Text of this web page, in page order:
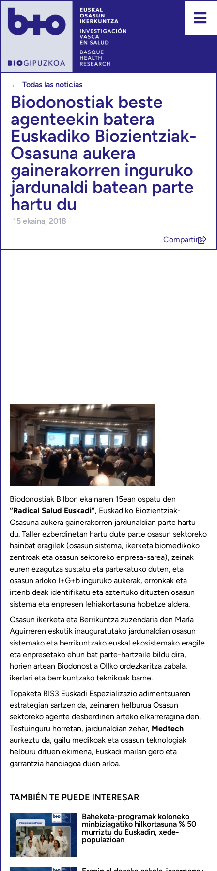
← Todas las noticias
Biodonostiak beste
agenteekin batera
Euskadiko Biozientziak-
Osasuna aukera
gainerakorren inguruko
jardunaldi batean parte
hartu du
15 ekaina, 2018
Compartir
Biodonostiak Bilbon ekainaren 15ean ospatu den
“Radical Salud Euskadi”, Euskadiko Biozientziak-
Osasuna aukera gainerakorren jardunaldian parte hartu
du. Taller ezberdinetan hartu dute parte osasun sektoreko
hainbat eragilek (osasun sistema, ikerketa biomedikoko
zentroak eta osasun sektoreko enpresa-sarea), zeinak
euren ezagutza sustatu eta partekatuko duten, eta
osasun arloko I+G+b inguruko aukerak, erronkak eta
irtenbideak identifikatu eta aztertuko dituzten osasun
sistema eta enpresen lehiakortasuna hobetze aldera.
Osasun ikerketa eta Berrikuntza zuzendaria den María
Aguirreren eskutik inauguratutako jardunaldian osasun
sistemako eta berrikuntzako euskal ekosistemako eragile
eta enpresetako ehun bat parte-hartzaile bildu dira,
horien artean Biodonostia OIIko ordezkaritza zabala,
ikerlari eta berrikuntzako teknikoak barne.
Topaketa RIS3 Euskadi Espezializazio adimentsuaren
estrategian sartzen da, zeinaren helburua Osasun
sektoreko agente desberdinen arteko elkarreragina den.
Testuinguru horretan, jardunaldian zehar, Medtech
aurkeztu da, gailu medikoak eta osasun teknologiak
helburu dituen ekimena, Euskadi mailan gero eta
garrantzia handiagoa duen arloa.
TAMBIÉN TE PUEDE INTERESAR
Baheketa-programak koloneko
minbiziagatiko hilkortasuna % 50
murriztu du Euskadin, xede-
populazioan